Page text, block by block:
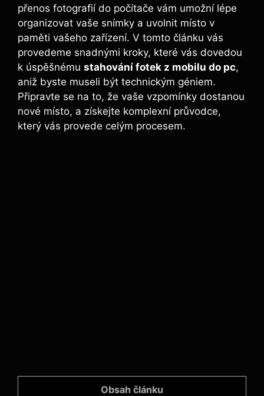
přenos fotografií do počítače vám umožní lépe
organizovat vaše snímky a uvolnit místo v
paměti vašeho zařízení. V tomto článku vás
provedeme snadnými kroky, které vás dovedou
k úspěšnému stahování fotek z mobilu do pc,
aniž byste museli být technickým géniem.
Připravte se na to, že vaše vzpomínky dostanou
nové místo, a získejte komplexní průvodce,
který vás provede celým procesem.
Obsah článku